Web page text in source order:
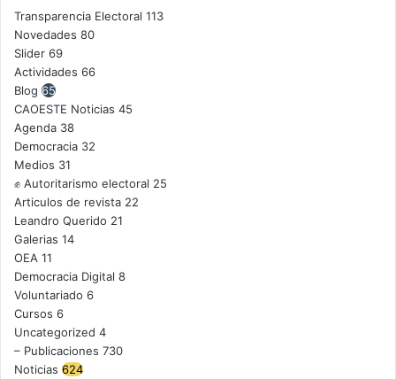
Transparencia Electoral 113
Novedades 80
Slider 69
Actividades 66
Blog 65
CAOESTE Noticias 45
Agenda 38
Democracia 32
Medios 31
✊ Autoritarismo electoral 25
Articulos de revista 22
Leandro Querido 21
Galerias 14
OEA 11
Democracia Digital 8
Voluntariado 6
Cursos 6
Uncategorized 4
– Publicaciones 730
Noticias 624